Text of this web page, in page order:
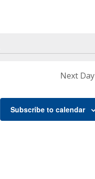
Next Day
Subscribe to calendar